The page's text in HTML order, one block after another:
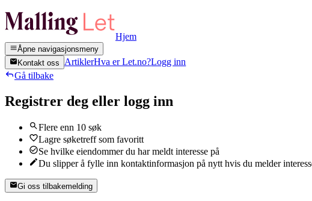
Hjem
Åpne navigasjonsmeny
Kontakt oss
ArtiklerHva er Let.no?Logg inn
Gå tilbake
Registrer deg eller logg inn
Flere enn 10 søk
Lagre søketreff som favoritt
Se hvilke eiendommer du har meldt interesse på
Du slipper å fylle inn kontaktinformasjon på nytt hvis du melder
Gi oss tilbakemelding